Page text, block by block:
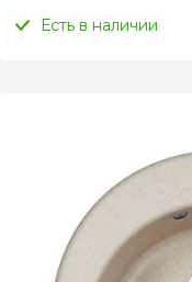
Есть в наличии